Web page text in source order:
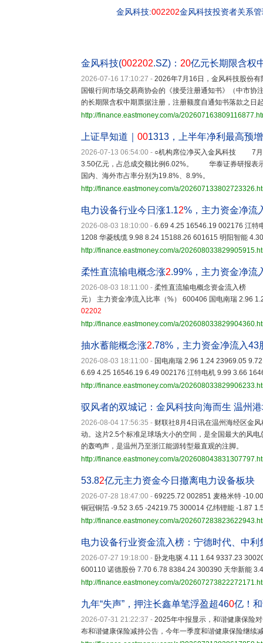
金风科技:002202金风科技投资者关系
金风科技(002202.SZ)： 20亿元长期限含权
2026-07-16 17:10:27 - 2026年7月16日，金风科技股份有
国银行间市场交易商协会的《接受注册通知书》（中市
的长期限含权中期票据注册，注册额度自通知书落款之日
http://finance.eastmoney.com/a/
上证早知道｜ 001313，上半年净利最高预
2026-07-13 06:54:00 - ○机构席位净买入金风科技 7月
3.50亿元，占总成交额比例6.02%。 华泰证券研报表
国内、海外市占率分别为19.8%、8.9%。
http://finance.eastmoney.com/a/
电力设备行业今日涨1.12%，主力资金净流
2026-08-03 18:10:00 - 6.69 4.25 16546.19 002176 江特
1208 华菱线缆 9.98 8.24 15188.26 601615 明阳智能
http://finance.eastmoney.com/a/
柔性直流输电概念涨2.99%，主力资金净流
2026-08-03 18:11:00 - 柔性直流输电概念资金流入榜
元） 主力资金净流入比率（%） 600406 国电南瑞 2.96
02202
http://finance.eastmoney.com/a/
抽水蓄能概念涨2.78%，主力资金净流入43
2026-08-03 18:11:00 - 国电南瑞 2.96 1.24 23969.05
6.69 4.25 16546.19 6.49 002176 江特电机 9.99 3.66
http://finance.eastmoney.com/a/
驭风者的双城记：金风科技向海而生 温州
2026-08-04 17:56:35 - 财联社8月4日讯在温州海经区金风
动。这片2.5个标准足球场大小的空间，是全国最大的风
的轰鸣声，是温州乃至浙江能源转型最直观的注脚。
http://finance.eastmoney.com/a/
53.82亿元主力资金今日撤离电力设备板块
2026-07-28 18:47:00 - 69225.72 002851 麦格米特 -
铜冠铜箔 -9.52 3.65 -24219.75 300014 亿纬锂能 -1.87
http://finance.eastmoney.com/a/
电力设备行业资金流入榜：宁德时代、中
2026-07-27 19:18:00 - 卧龙电驱 4.11 1.64 9337.23
600110 诺德股份 7.70 6.78 8384.24 300390 天华新能
http://finance.eastmoney.com/a/
九年“失声”，押注长鑫单笔浮盈超460亿！
2026-07-31 21:22:37 - 2025年中报显示，和谐健康保险
布和谐健康保险减持公告，今年一季度和谐健康保险继续